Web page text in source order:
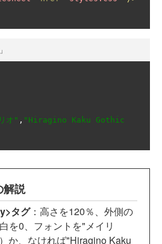
オ" , "Hiragino Kaku Gothic
解説
タグ：高さを120％、外側の
を0、フォントを"メイリ
か、なければ"Hiragino Kaku